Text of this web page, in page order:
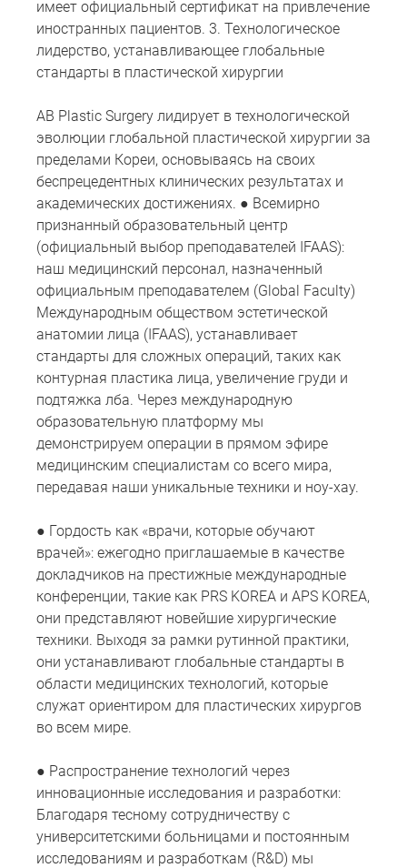
имеет официальный сертификат на привлечение
иностранных пациентов. 3. Технологическое
лидерство, устанавливающее глобальные
стандарты в пластической хирургии
AB Plastic Surgery лидирует в технологической
эволюции глобальной пластической хирургии за
пределами Кореи, основываясь на своих
беспрецедентных клинических результатах и
академических достижениях. ● Всемирно
признанный образовательный центр
(официальный выбор преподавателей IFAAS):
наш медицинский персонал, назначенный
официальным преподавателем (Global Faculty)
Международным обществом эстетической
анатомии лица (IFAAS), устанавливает
стандарты для сложных операций, таких как
контурная пластика лица, увеличение груди и
подтяжка лба. Через международную
образовательную платформу мы
демонстрируем операции в прямом эфире
медицинским специалистам со всего мира,
передавая наши уникальные техники и ноу-хау.
● Гордость как «врачи, которые обучают
врачей»: ежегодно приглашаемые в качестве
докладчиков на престижные международные
конференции, такие как PRS KOREA и APS KOREA,
они представляют новейшие хирургические
техники. Выходя за рамки рутинной практики,
они устанавливают глобальные стандарты в
области медицинских технологий, которые
служат ориентиром для пластических хирургов
во всем мире.
● Распространение технологий через
инновационные исследования и разработки:
Благодаря тесному сотрудничеству с
университетскими больницами и постоянным
исследованиям и разработкам (R&D) мы